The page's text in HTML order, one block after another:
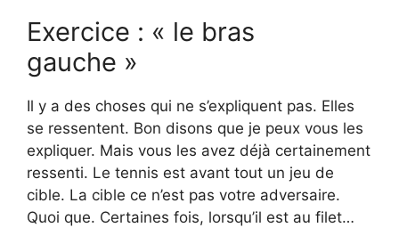
Exercice : « le bras
gauche »
Il y a des choses qui ne s’expliquent pas. Elles
se ressentent. Bon disons que je peux vous les
expliquer. Mais vous les avez déjà certainement
ressenti. Le tennis est avant tout un jeu de
cible. La cible ce n’est pas votre adversaire.
Quoi que. Certaines fois, lorsqu’il est au filet…